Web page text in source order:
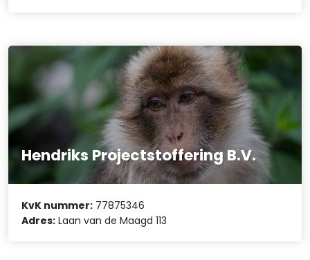
Hendriks Projectstoffering B.V.
KvK nummer: 77875346
Adres: Laan van de Maagd 113